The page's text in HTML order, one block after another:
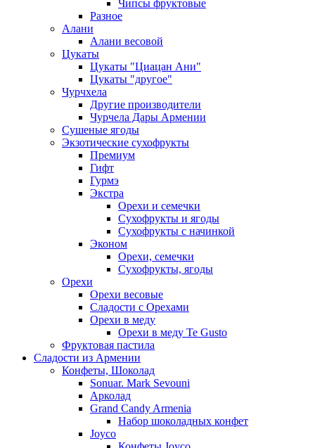
Чипсы фруктовые
Разное
Алани
Алани весовой
Цукаты
Цукаты "Циацан Ани"
Цукаты "другое"
Чурчхела
Другие производители
Чурчела Дары Армении
Сушеные ягоды
Экзотические сухофрукты
Премиум
Гифт
Гурмэ
Экстра
Орехи и семечки
Сухофрукты и ягоды
Сухофрукты с начинкой
Эконом
Орехи, семечки
Сухофрукты, ягоды
Орехи
Орехи весовые
Сладости с Орехами
Орехи в меду
Орехи в меду Te Gusto
Фруктовая пастила
Сладости из Армении
Конфеты, Шоколад
Sonuar. Mark Sevouni
Арколад
Grand Candy Armenia
Набор шоколадных конфет
Joyco